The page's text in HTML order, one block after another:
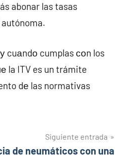
abonar las tasas
cuаndο cumplas сοn los
la ITV es un trámite
dе las normativas
Siguiente entrada
de neumáticos con una